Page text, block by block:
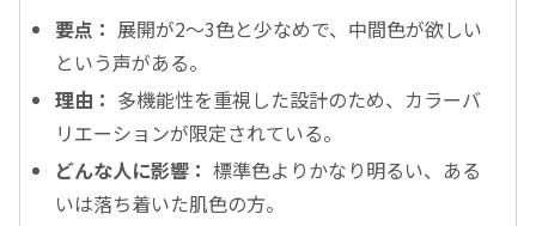
要点： 展開が2〜3色と少なめで、中間色が欲しい
という声がある。
理由： 多機能性を重視した設計のため、カラーバ
リエーションが限定されている。
どんな人に影響： 標準色よりかなり明るい、ある
いは落ち着いた肌色の方。